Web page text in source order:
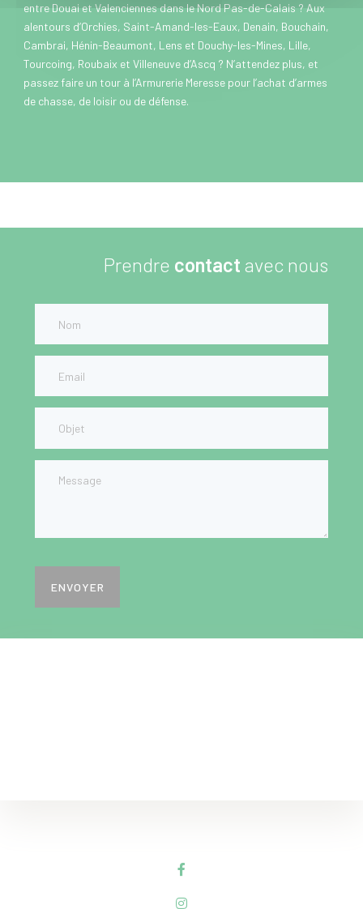
entre Douai et Valenciennes dans le Nord Pas-de-Calais ? Aux
alentours d’Orchies, Saint-Amand-les-Eaux, Denain, Bouchain,
Cambrai, Hénin-Beaumont, Lens et Douchy-les-Mines, Lille,
Tourcoing, Roubaix et Villeneuve d’Ascq ? N’attendez plus, et
passez faire un tour à l’Armurerie Meresse pour l’achat d’armes
de chasse, de loisir ou de défense.
Prendre contact avec nous
ENVOYER